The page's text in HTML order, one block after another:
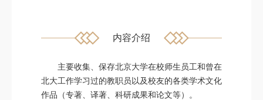
内容介绍
主要收集、保存北京大学在校师生员工和曾在
北大工作学习过的教职员以及校友的各类学术文化
作品（专著、译著、科研成果和论文等）。